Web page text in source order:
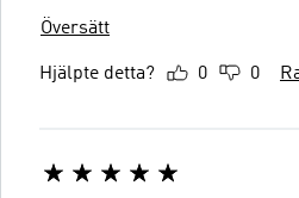
Översätt
Hjälpte detta? 0 0